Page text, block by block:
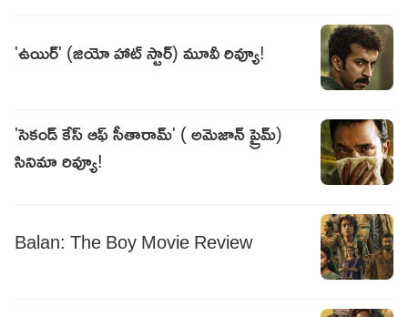
'ఉయిర్' (జియో హాట్ స్టార్) మూవీ రివ్యూ!
'సెకండ్ కేస్ ఆఫ్ సీతారామ్' ( అమెజాన్ ప్రైమ్)
సినిమా రివ్యూ!
Balan: The Boy Movie Review